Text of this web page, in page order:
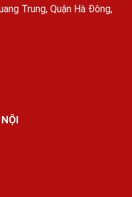
Trung, Quận Hà Đông,